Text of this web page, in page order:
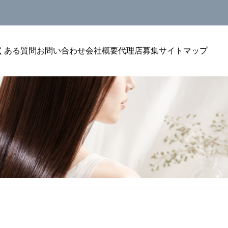
ある質問お問い合わせ会社概要代理店募集サイトマップ
るカウンセリン
美容室単価アップ
美容室のトリートメントをリピートにつなげ